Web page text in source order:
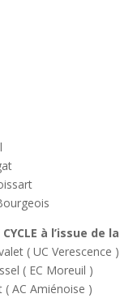
à l’issue de
( UC Verescence )
( EC Moreuil )
AC Amiénoise )